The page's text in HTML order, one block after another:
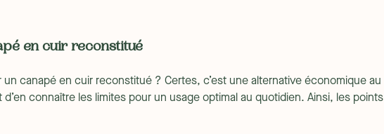
en cuir reconstitué
canapé en cuir reconstitué ? Certes, c’est une alternative économique au
connaître les limites pour un usage optimal au quotidien. Ainsi, les points